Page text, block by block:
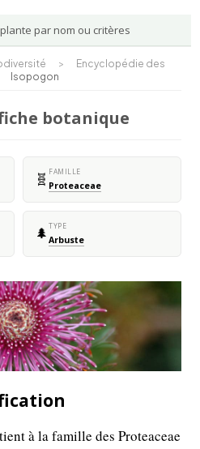
par nom ou critères
>
Encyclopédie des
Isopogon
botanique
🧬 FAMILLE
Proteaceae
🌲 TYPE
Arbuste
à la famille des Proteaceae